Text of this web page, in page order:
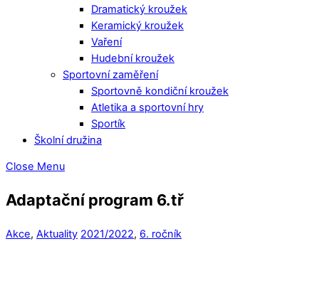
Dramatický kroužek
Keramický kroužek
Vaření
Hudební kroužek
Sportovní zaměření
Sportovně kondiční kroužek
Atletika a sportovní hry
Sportík
Školní družina
Close Menu
Adaptační program 6.tř
Akce, Aktuality 2021/2022, 6. ročník